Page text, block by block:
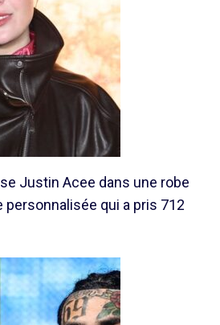
Justin Acee dans une robe
personnalisée qui a pris 712